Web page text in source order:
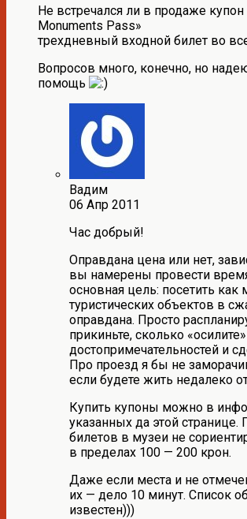
Не встречался ли в продаже купон
Monuments Pass»
трехдневный входной билет во
Вопросов много, конечно, но
помощь
Вадим
06 Апр 2011
Час добрый!
Оправдана цена или нет,
вы намерены провести
основная цель: посетить
туристических объектов в
оправдана. Просто
прикиньте, сколько «осилите»
достопримечательностей и
Про проезд я бы не
если будете жить недалеко
Купить купоны можно в
указанных да этой странице.
билетов в музеи не
в пределах 100 — 200 крон.
Даже если места и не
их — дело 10 минут. Список
известен)))